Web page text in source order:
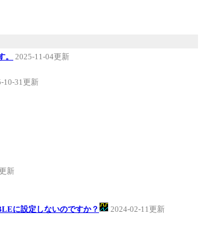
2025-11-04更新
10-31更新
新
に設定しないのですか？
2024-02-11更新